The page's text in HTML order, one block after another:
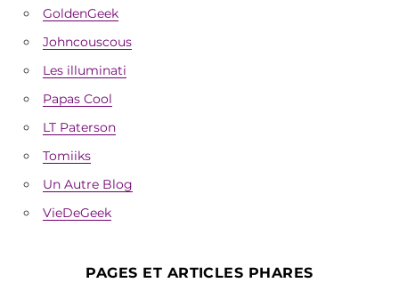
GoldenGeek
Johncouscous
Les illuminati
Papas Cool
LT Paterson
Tomiiks
Un Autre Blog
VieDeGeek
PAGES ET ARTICLES PHARES